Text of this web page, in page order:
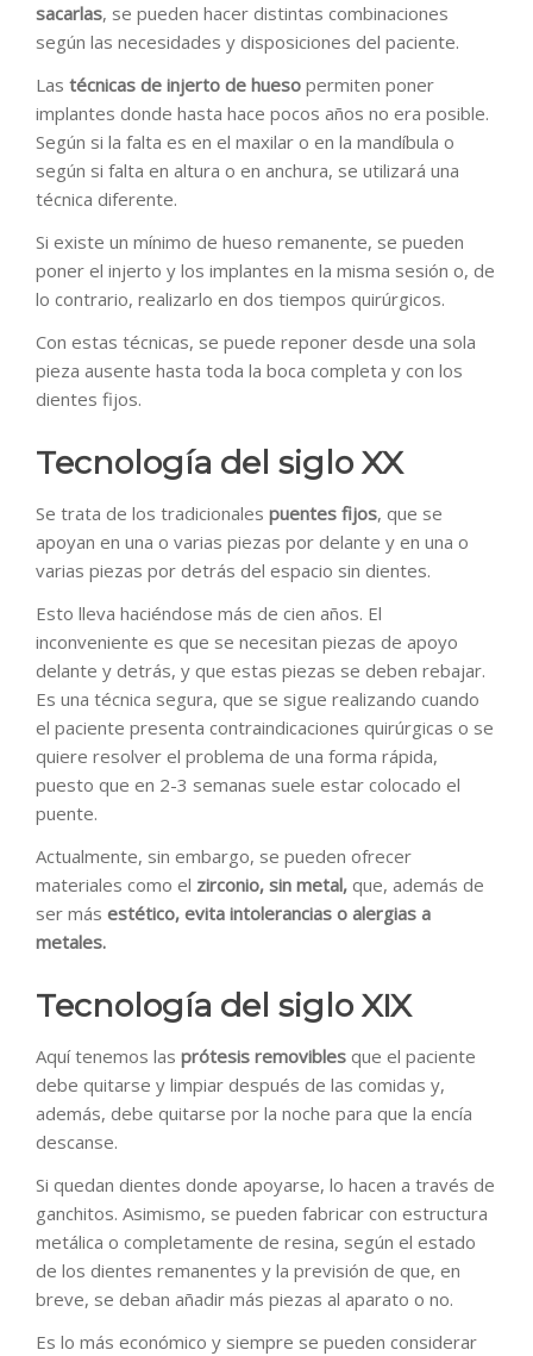
sacarlas, se pueden hacer distintas combinaciones
según las necesidades y disposiciones del paciente.
Las técnicas de injerto de hueso permiten poner
implantes donde hasta hace pocos años no era posible.
Según si la falta es en el maxilar o en la mandíbula o
según si falta en altura o en anchura, se utilizará una
técnica diferente.
Si existe un mínimo de hueso remanente, se pueden
poner el injerto y los implantes en la misma sesión o, de
lo contrario, realizarlo en dos tiempos quirúrgicos.
Con estas técnicas, se puede reponer desde una sola
pieza ausente hasta toda la boca completa y con los
dientes fijos.
Tecnología del siglo XX
Se trata de los tradicionales puentes fijos, que se
apoyan en una o varias piezas por delante y en una o
varias piezas por detrás del espacio sin dientes.
Esto lleva haciéndose más de cien años. El
inconveniente es que se necesitan piezas de apoyo
delante y detrás, y que estas piezas se deben rebajar.
Es una técnica segura, que se sigue realizando cuando
el paciente presenta contraindicaciones quirúrgicas o se
quiere resolver el problema de una forma rápida,
puesto que en 2-3 semanas suele estar colocado el
puente.
Actualmente, sin embargo, se pueden ofrecer
materiales como el zirconio, sin metal, que, además de
ser más estético, evita intolerancias o alergias a
metales.
Tecnología del siglo XIX
Aquí tenemos las prótesis removibles que el paciente
debe quitarse y limpiar después de las comidas y,
además, debe quitarse por la noche para que la encía
descanse.
Si quedan dientes donde apoyarse, lo hacen a través de
ganchitos. Asimismo, se pueden fabricar con estructura
metálica o completamente de resina, según el estado
de los dientes remanentes y la previsión de que, en
breve, se deban añadir más piezas al aparato o no.
Es lo más económico y siempre se pueden considerar